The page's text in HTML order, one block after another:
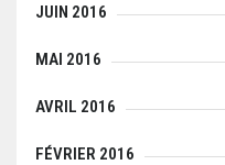
JUIN 2016
MAI 2016
AVRIL 2016
FÉVRIER 2016